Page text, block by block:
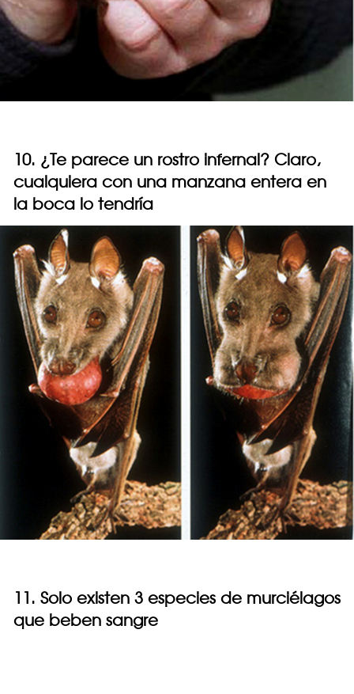
10. ¿Te parece un rostro infernal? Claro,
cualquiera con una manzana entera en
la boca lo tendría
11. Solo existen 3 especies de murciélagos
que beben sangre